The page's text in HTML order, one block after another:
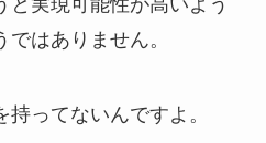
と実現可能性が高いよう
はありません。
ってないんですよ。